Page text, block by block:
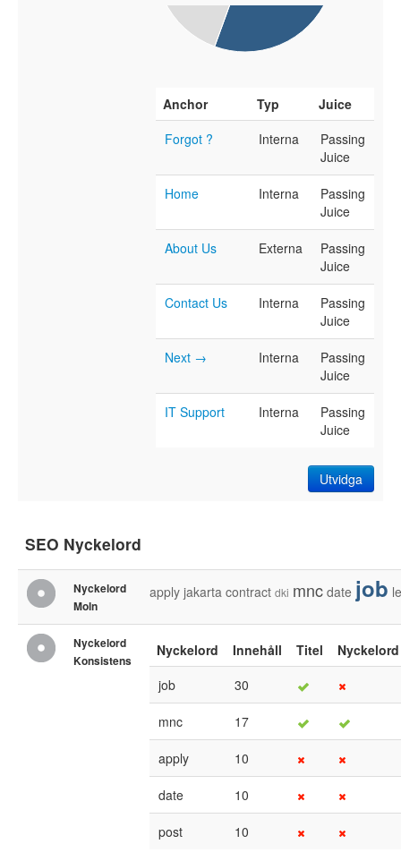
Anchor Typ
Juice
Forgot ?
Interna
Passing
Juice
Home Interna
Passing
Juice
About Us Externa
Passing
Juice
Contact Us Interna
Passing
Juice
Next → Interna
Passing
Juice
IT Support Interna
Passing
Juice
Utvidga
SEO Nyckelord
Nyckelord
Moln
apply jakarta contract dki mnc date job
Nyckelord
Konsistens
Nyckelord Innehåll Titel
Nyckelord
job
30
mnc 17
apply 10
date 10
post 10